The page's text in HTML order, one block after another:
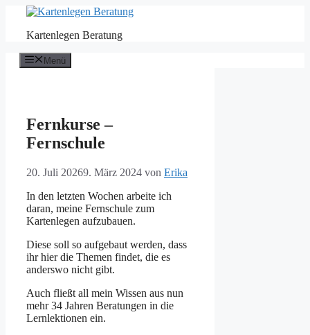
springenKartenlegen Beratung
Menü
Fernkurse –
Fernschule
20. Juli 20269. März 2024 von Erika
In den letzten Wochen arbeite ich
daran, meine Fernschule zum
Kartenlegen aufzubauen.
Diese soll so aufgebaut werden, dass
ihr hier die Themen findet, die es
anderswo nicht gibt.
Auch fließt all mein Wissen aus nun
mehr 34 Jahren Beratungen in die
Lernlektionen ein.